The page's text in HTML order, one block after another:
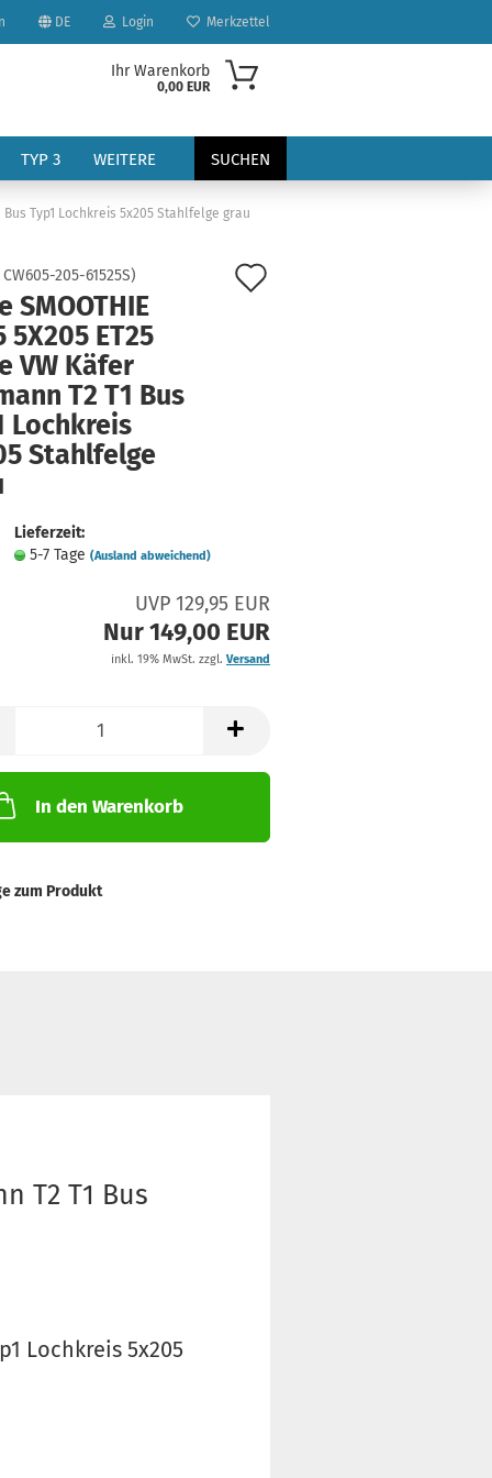
DE Login Merkzettel
Ihr Warenkorb
0,00 EUR
TYP 3 SUCHEN
WEITERE
Bus Typ1 Lochkreis 5x205 Stahlfelge grau
CW605-205-61525S)
SMOOTHIE
5X205 ET25
VW Käfer
T2 T1 Bus
Lochkreis
Stahlfelge
Lieferzeit:
5-7 Tage (Ausland abweichend)
UVP 129,95 EUR
Nur 149,00 EUR
inkl. 19% MwSt. zzgl. Versand
In den Warenkorb
zum Produkt
T2 T1 Bus
Lochkreis 5x205